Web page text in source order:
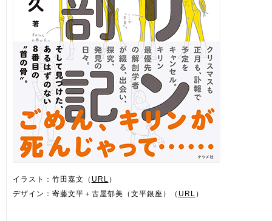
イラスト：竹田嘉文（ URL ）
デザイン：寄藤文平＋古屋郁美（文平銀座）（ URL ）